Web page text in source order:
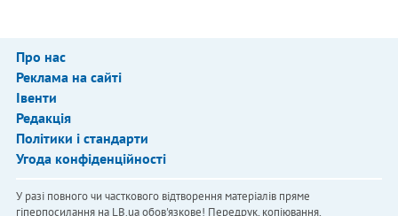
Про нас
Реклама на сайті
Івенти
Редакція
Політики і стандарти
Угода конфіденційності
У разі повного чи часткового відтворення матеріалів пряме
гіперпосилання на LB.ua обов'язкове! Передрук, копіювання,